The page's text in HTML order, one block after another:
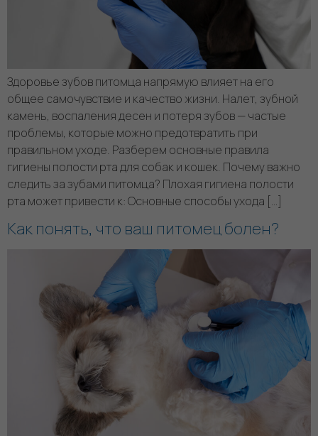
Здоровье зубов питомца напрямую влияет на его
общее самочувствие и качество жизни. Налет, зубной
камень, воспаления десен и потеря зубов — частые
проблемы, которые можно предотвратить при
правильном уходе. Разберем основные правила
гигиены полости рта для собак и кошек. Почему важно
следить за зубами питомца? Плохая гигиена полости
рта может привести к: Основные способы ухода […]
Как понять, что ваш питомец болен?